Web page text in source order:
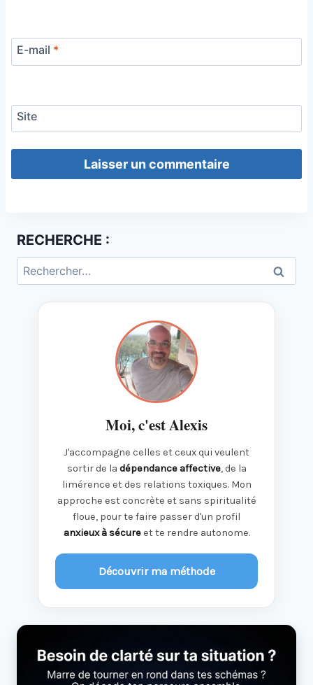
E-mail *
Site
RECHERCHE :
Rechercher :
Moi, c'est Alexis
J'accompagne celles et ceux qui veulent
sortir de la dépendance affective, de la
limérence et des relations toxiques. Mon
approche est concrète et sans spiritualité
floue, pour te faire passer d'un profil
anxieux à sécureet te rendre autonome.
Découvrir ma méthode